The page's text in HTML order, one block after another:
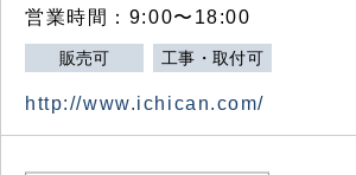
営業時間：9:00〜18:00
販売可 工事・取付可
http://www.ichican.com/